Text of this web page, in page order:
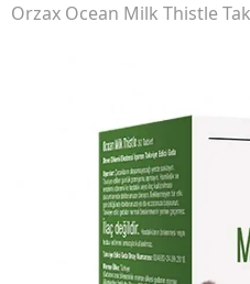
Orzax Ocean Milk Thistle